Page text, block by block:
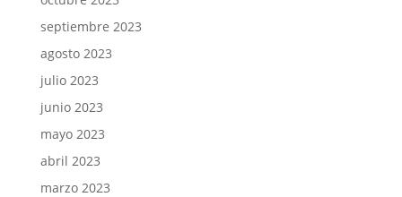
septiembre 2023
agosto 2023
julio 2023
junio 2023
mayo 2023
abril 2023
marzo 2023